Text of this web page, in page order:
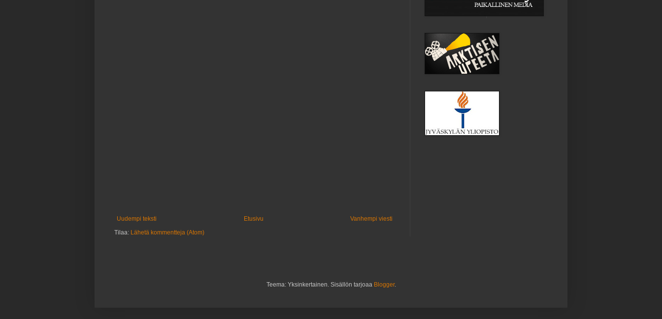
Uudempi teksti Vanhempi viesti
Etusivu
Tilaa: Lähetä kommentteja (Atom)
Teema: Yksinkertainen. Sisällön tarjoaa Blogger.